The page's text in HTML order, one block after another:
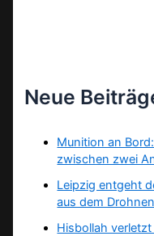
Neue
Munition an
zwischen zwei
Leipzig entgeht
aus dem
Hisbollah